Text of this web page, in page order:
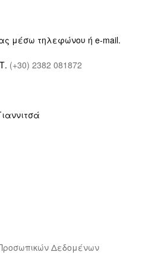
μέσω τηλεφώνου ή e-mail.
(+30) 2382 081872
Δεδομένων